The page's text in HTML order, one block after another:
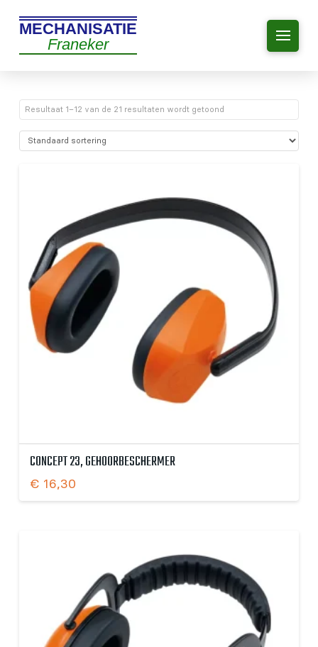
MECHANISATIE
Franeker
Resultaat 1–12 van de 21 resultaten wordt getoond
CONCEPT 23, GEHOORBESCHERMER
€ 16,30